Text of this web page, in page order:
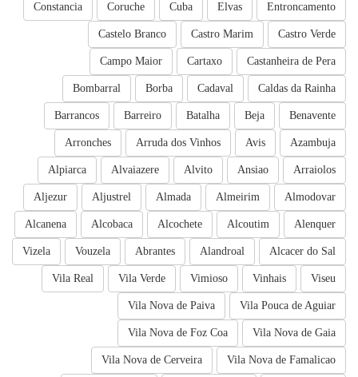
Entroncamento
Elvas
Cuba
Coruche
Constancia
Castro Verde
Castro Marim
Castelo Branco
Castanheira de Pera
Cartaxo
Campo Maior
Caldas da Rainha
Cadaval
Borba
Bombarral
Benavente
Beja
Batalha
Barreiro
Barrancos
Azambuja
Avis
Arruda dos Vinhos
Arronches
Arraiolos
Ansiao
Alvito
Alvaiazere
Alpiarca
Almodovar
Almeirim
Almada
Aljustrel
Aljezur
Alenquer
Alcoutim
Alcochete
Alcobaca
Alcanena
Alcacer do Sal
Alandroal
Abrantes
Vouzela
Vizela
Viseu
Vinhais
Vimioso
Vila Verde
Vila Real
Vila Pouca de Aguiar
Vila Nova de Paiva
Vila Nova de Gaia
Vila Nova de Foz Coa
Vila Nova de Famalicao
Vila Nova de Cerveira